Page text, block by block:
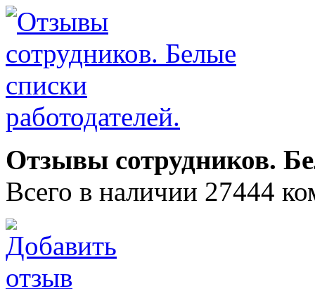
Отзывы сотрудников.
Всего в наличии 27444